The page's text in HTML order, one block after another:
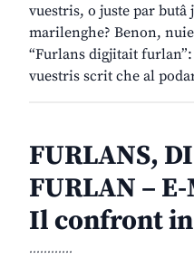
vuestris, o juste par butâ
marilenghe? Benon,
“Furlans digjitait
vuestris scrit che al
FURLANS,
FURLAN –
Il confront
............